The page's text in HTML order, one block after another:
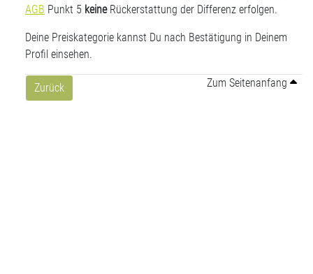
AGB Punkt 5 keine Rückerstattung der Differenz erfolgen.
Deine Preiskategorie kannst Du nach Bestätigung in Deinem
Profil einsehen.
Zurück Zum Seitenanfang